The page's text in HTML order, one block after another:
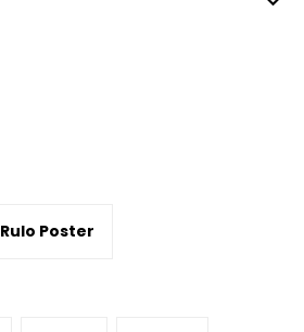
Rulo Poster